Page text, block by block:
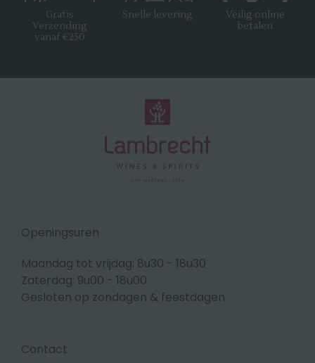
Gratis
Verzending
vanaf €250
Snelle levering
Veilig online
betalen
Openingsuren
Maandag tot vrijdag: 8u30 - 18u30
Zaterdag: 9u00 - 18u00
Gesloten op zondagen & feestdagen
Contact